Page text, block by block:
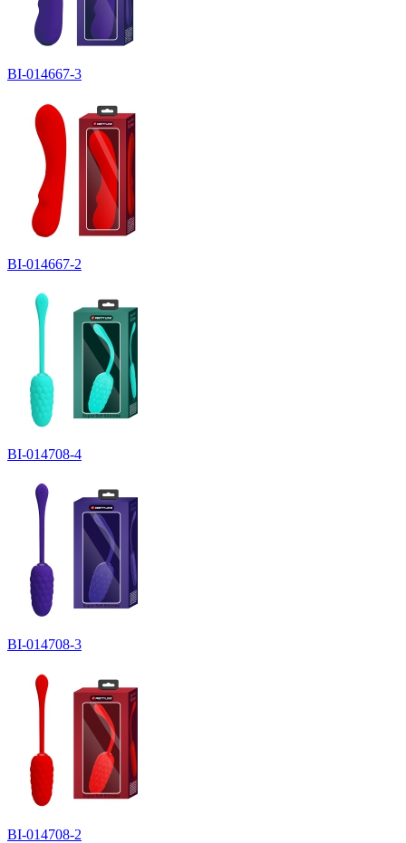
BI-014667-3
BI-014667-2
BI-014708-4
BI-014708-3
BI-014708-2